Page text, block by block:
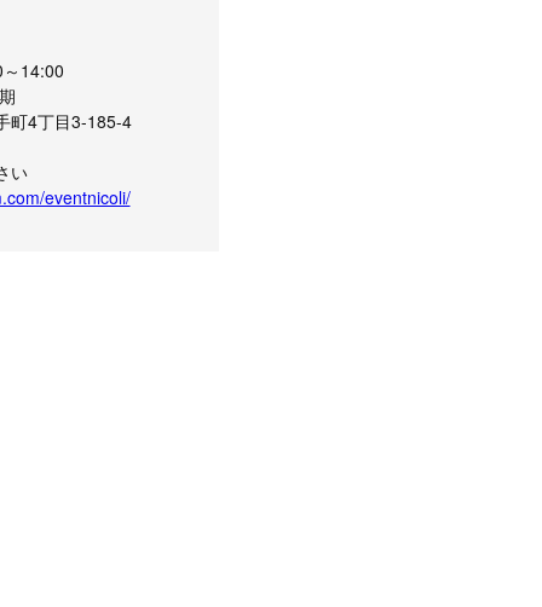
14:00
町4丁目3-185-4
い
eventnicoli/